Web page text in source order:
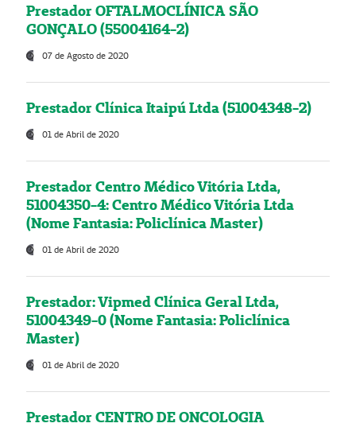
Prestador OFTALMOCLÍNICA SÃO
GONÇALO (55004164-2)
07 de Agosto de 2020
Prestador Clínica Itaipú Ltda (51004348-2)
01 de Abril de 2020
Prestador Centro Médico Vitória Ltda,
51004350-4: Centro Médico Vitória Ltda
(Nome Fantasia: Policlínica Master)
01 de Abril de 2020
Prestador: Vipmed Clínica Geral Ltda,
51004349-0 (Nome Fantasia: Policlínica
Master)
01 de Abril de 2020
Prestador CENTRO DE ONCOLOGIA